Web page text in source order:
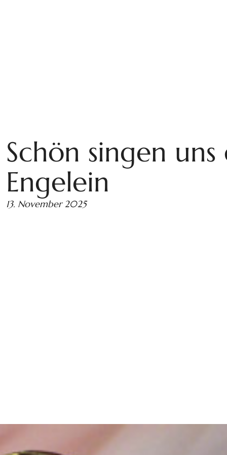
Schön singen uns
Engelein
13. November 2025